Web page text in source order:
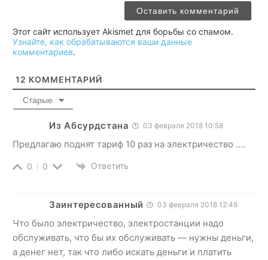
Этот сайт использует Akismet для борьбы со спамом.
Узнайте, как обрабатываются ваши данные
комментариев.
12 КОММЕНТАРИЙ
Старые
Из Абсурдстана 03 февраля 2018 10:58
Предлагаю поднят тариф 10 раз на электричество ….
0 0 Ответить
Заинтересованный 03 февраля 2018 12:49
Что было электричество, электростанции надо
обслуживать, что бы их обслуживать — нужны деньги,
а денег нет, так что либо искать деньги и платить